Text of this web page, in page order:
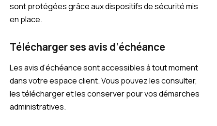
sont protégées grâce aux dispositifs de sécurité mis
en place.
Télécharger ses avis d’échéance
Les avis d’échéance sont accessibles à tout moment
dans votre espace client. Vous pouvez les consulter,
les télécharger et les conserver pour vos démarches
administratives.